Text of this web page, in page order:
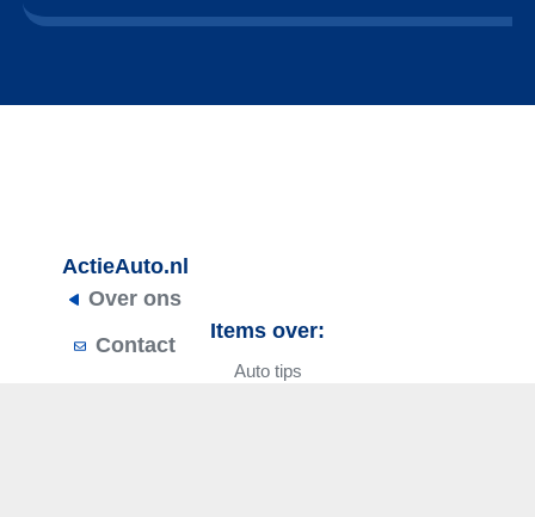
ActieAuto.nl
Over ons
Contact
Items over:
Auto tips